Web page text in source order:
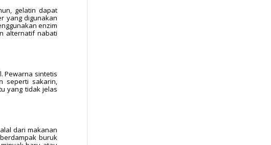
gelatin dapat
yang digunakan
enzim
alternatif nabati
Pewarna sintetis
seperti sakarin,
yang tidak jelas
dari makanan
buruk